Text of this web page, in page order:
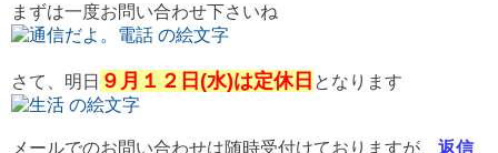
まずは一度お問い合わせ下さいね
さて、明日 ９月１２日(水)は定休日 となります
メールでのお問い合わせは随時受付けておりますが、 返信